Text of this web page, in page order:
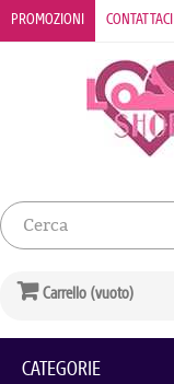
PROMOZIONI CONTATTACI
Carrello (vuoto)
CATEGORIE